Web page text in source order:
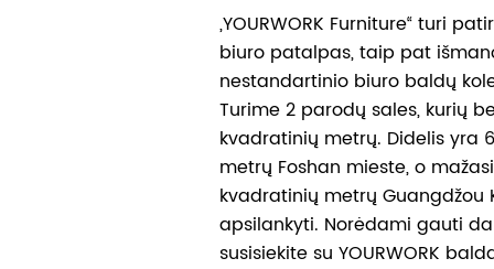
„YOURWORK Furniture“ turi
biuro patalpas, taip pat
nestandartinio biuro baldų
Turime 2 parodų sales, kurių
kvadratinių metrų. Didelis yra
metrų Foshan mieste, o
kvadratinių metrų Guangdžou
apsilankyti. Norėdami gauti
susisiekite su YOURWORK